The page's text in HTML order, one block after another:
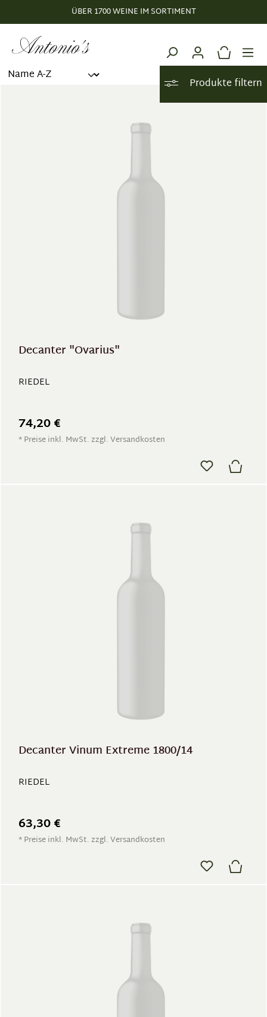
ÜBER 1700 WEINE IM SORTIMENT
Produkte filtern
Decanter "Ovarius"
RIEDEL
74,20 €
* Preise inkl. MwSt. zzgl. Versandkosten
Decanter Vinum Extreme 1800/14
RIEDEL
63,30 €
* Preise inkl. MwSt. zzgl. Versandkosten